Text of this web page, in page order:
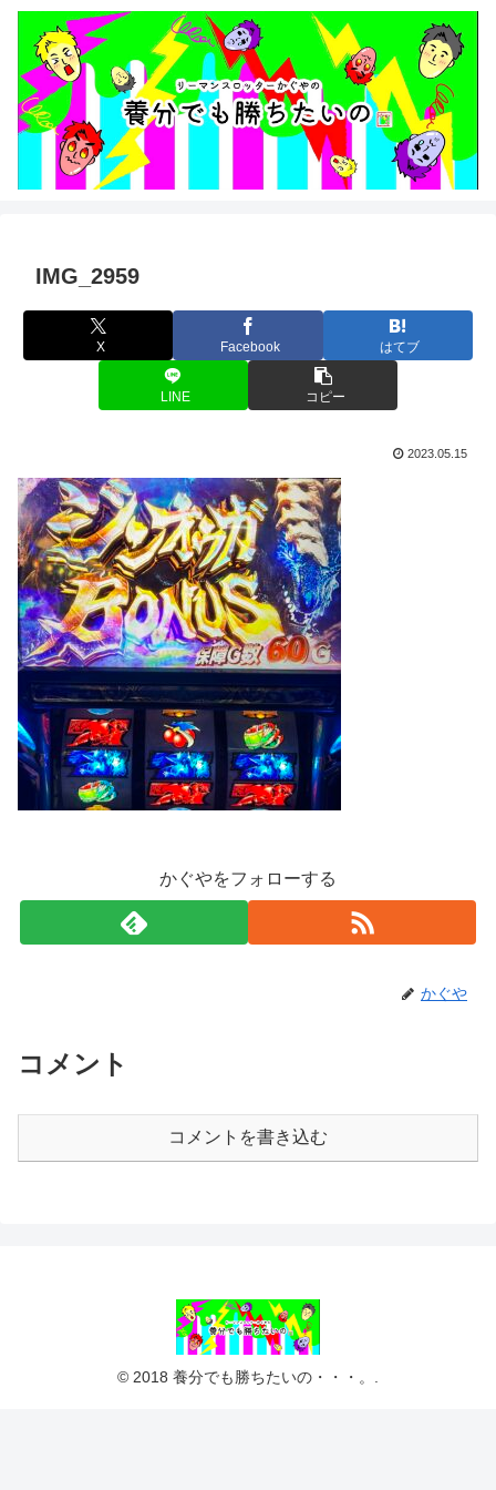
IMG_2959
X Facebook はてブ
LINE コピー
2023.05.15
かぐやをフォローする
かぐや
コメント
コメントを書き込む
© 2018 養分でも勝ちたいの・・・。.